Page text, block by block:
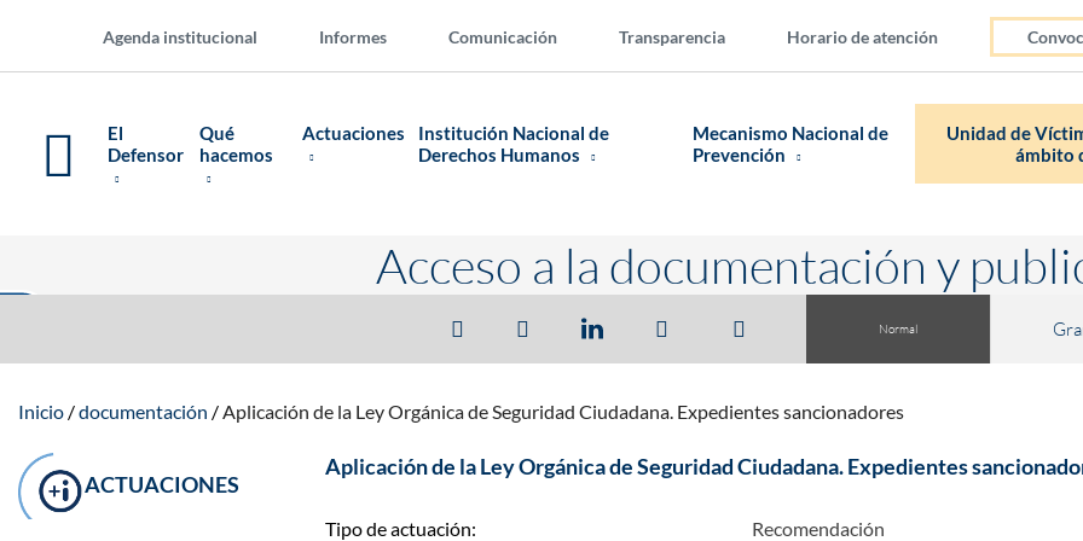
Agenda institucional Informes Comunicación Transparencia Horario de atención
El
Defensor
Qué
hacemos
Actuaciones
Institución Nacional de
Derechos Humanos
Mecanismo Nacional de
Prevención
Unidad de
ámbito
Acceso a la documentación y
Normal
Inicio documentación Aplicación de la Ley Orgánica de Seguridad Ciudadana. Expedientes sancionadores
Aplicación de la Ley Orgánica de Seguridad Ciudadana. Expedientes
Tipo de actuación:
Recomendación
ACTUACIONES